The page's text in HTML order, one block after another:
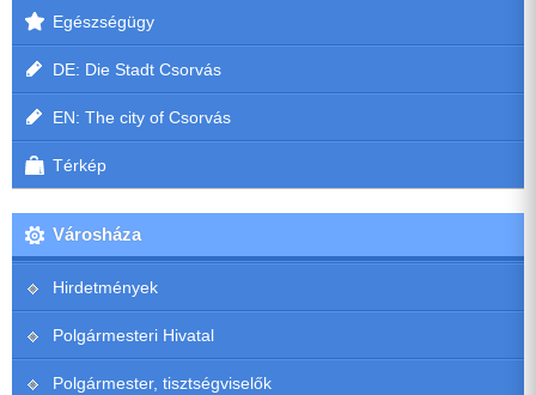
Egészségügy
DE: Die Stadt Csorvás
EN: The city of Csorvás
Térkép
Városháza
Hirdetmények
Polgármesteri Hivatal
Polgármester, tisztségviselők